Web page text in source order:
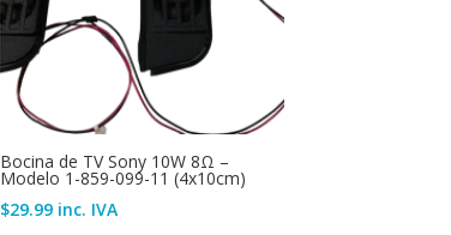
Bocina de TV Sony 10W 8Ω –
Modelo 1-859-099-11 (4x10cm)
$29.99 inc. IVA